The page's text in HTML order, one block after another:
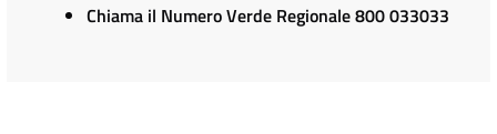
Chiama il Numero Verde Regionale 800 033033